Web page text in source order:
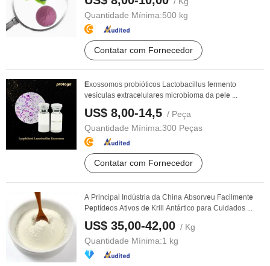
Quantidade Mínima:500 kg
Contatar com Fornecedor
Exossomos probióticos Lactobacillus fermento
vesículas extrace lulares microbioma da pe e ...
US$ 8,00-14,5 / Peça
Quantidade Mínima:300 Peças
Contatar com Fornecedor
A Principal Indústria da China Absorveu Facilmente
Peptídeos Ativos de Krill Antártico para Cuidados ...
US$ 35,00-42,00 / Kg
Quantidade Mínima:1 kg